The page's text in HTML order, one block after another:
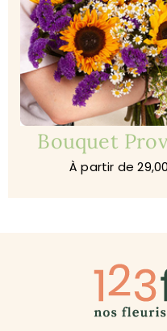
Bouquet
À partir de